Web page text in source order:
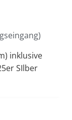
inklusive
SIlber